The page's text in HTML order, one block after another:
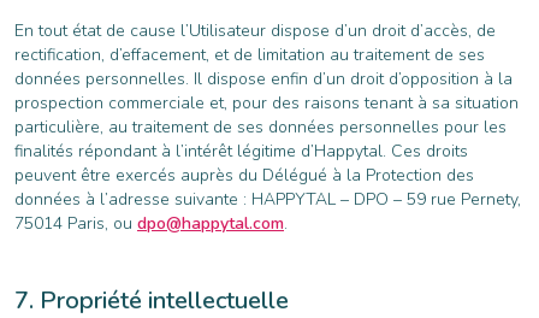
En tout état de cause l’Utilisateur dispose d’un droit d’accès, de
rectification, d’effacement, et de limitation au traitement de ses
données personnelles. Il dispose enfin d’un droit d’opposition à la
prospection commerciale et, pour des raisons tenant à sa situation
particulière, au traitement de ses données personnelles pour les
finalités répondant à l’intérêt légitime d’Happytal. Ces droits
peuvent être exercés auprès du Délégué à la Protection des
données à l’adresse suivante : HAPPYTAL – DPO – 59 rue Pernety,
75014 Paris, ou dpo@happytal.com.
Propriété intellectuelle